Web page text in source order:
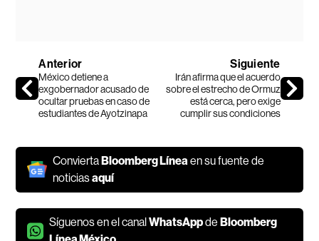
Anterior
México detiene a
exgobernador acusado de
ocultar pruebas en caso de
estudiantes de Ayotzinapa
Siguiente
Irán afirma que el acuerdo
sobre el estrecho de Ormuz
está cerca, pero exige
cumplir sus condiciones
ConviertaBloomberg Línea en su fuente de
noticiasaquí
Síguenos en el canalWhatsAppdeBloomberg